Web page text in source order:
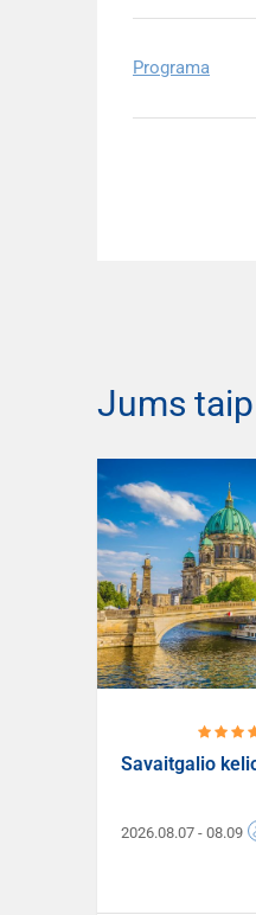
Programa
Jums
Savaitgalio
2026.08.07 - 08.09